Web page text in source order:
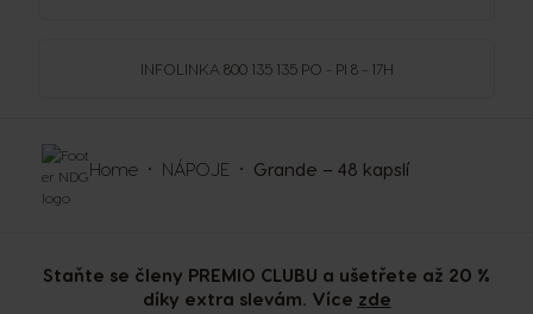
INFOLINKA 800 135 135 PO - PI 8 - 17H
Staňte se členy PREMIO CLUBU a ušetřete až 20 %
díky extra slevám. Více zde
Home NÁPOJE Grande – 48 kapslí